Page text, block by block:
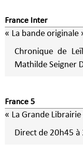
France Inter
« La bande originale
Chronique de Leïla
Mathilde Seigner
France 5
« La Grande Librairie
Direct de 20h45 à